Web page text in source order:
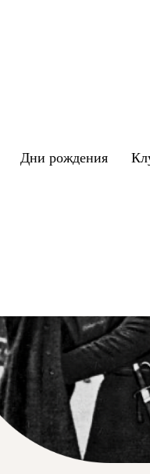
Дни рождения